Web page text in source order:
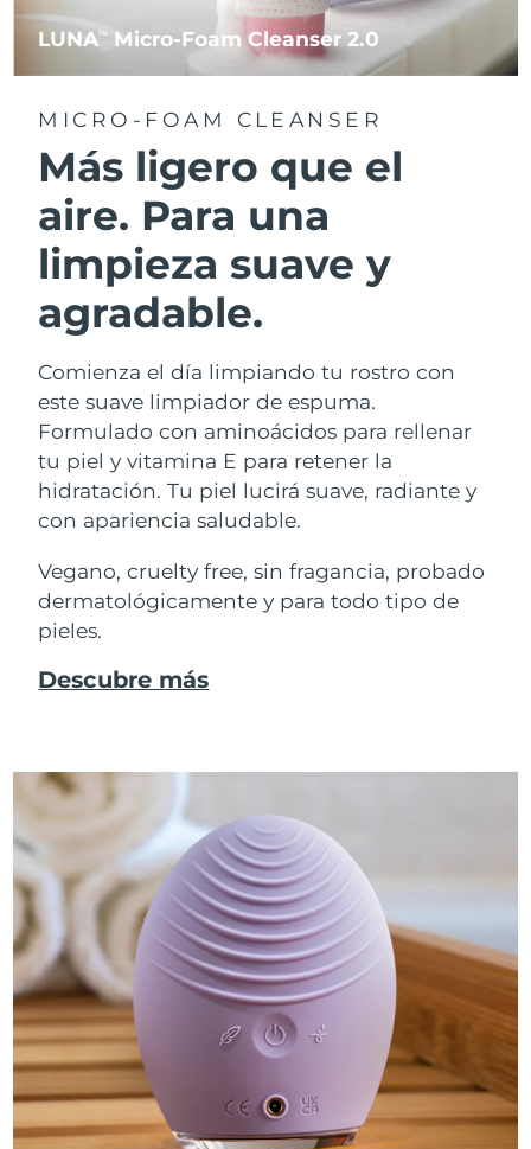
LUNATM Micro-Foam Cleanser 2.0
MICRO-FOAM CLEANSER
Más ligero que el
aire. Para una
limpieza suave y
agradable.
Comienza el día limpiando tu rostro con
este suave limpiador de espuma.
Formulado con aminoácidos para rellenar
tu piel y vitamina E para retener la
hidratación. Tu piel lucirá suave, radiante y
con apariencia saludable.
Vegano, cruelty free, sin fragancia, probado
dermatológicamente y para todo tipo de
pieles.
Descubre más